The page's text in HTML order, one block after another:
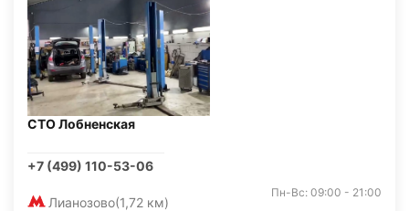
СТО Лобненская
+7 (499) 110-53-06
Лианозово(1,72 км)
Пн-Вс: 09:00 - 21:00